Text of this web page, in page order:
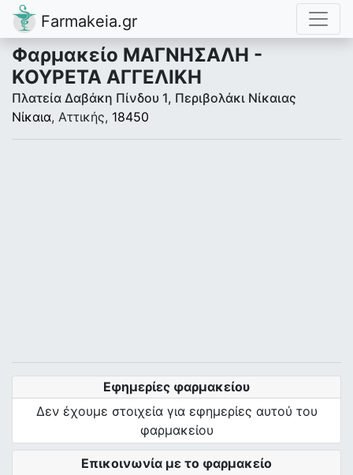
Farmakeia.gr
Φαρμακείο ΜΑΓΝΗΣΑΛΗ -
ΚΟΥΡΕΤΑ ΑΓΓΕΛΙΚΗ
Πλατεία Δαβάκη Πίνδου 1, Περιβολάκι Νίκαιας
Νίκαια, Αττικής, 18450
Επικοινωνία με το φαρμακείο
Εφημερίες φαρμακείου
Δεν έχουμε στοιχεία για εφημερίες αυτού του
φαρμακείου